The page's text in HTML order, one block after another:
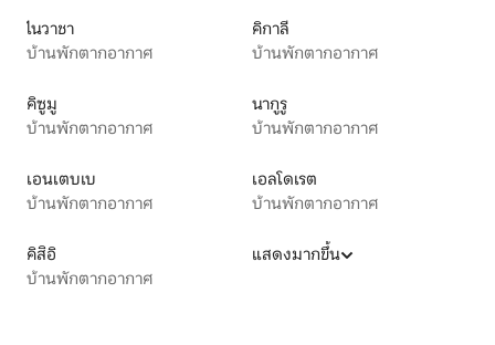
ไนวาชา
บ้านพักตากอากาศ
คิกาลี
บ้านพักตากอากาศ
คิซูมู
บ้านพักตากอากาศ
นากูรู
บ้านพักตากอากาศ
เอนเตบเบ
บ้านพักตากอากาศ
เอลโดเรต
บ้านพักตากอากาศ
คิสิอิ
บ้านพักตากอากาศ
แสดงมากขึ้น